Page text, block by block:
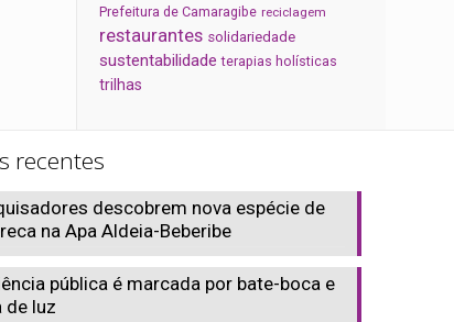
Prefeitura de Camaragibe reciclagem
restaurantes solidariedade
sustentabilidade terapias holísticas
trilhas
recentes
descobrem nova espécie de
na Apa Aldeia-Beberibe
pública é marcada por bate-boca e
de luz